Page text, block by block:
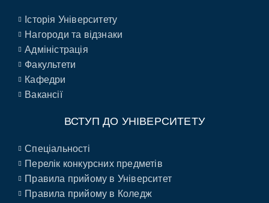
Історія Університету
Нагороди та відзнаки
Адміністрація
Факультети
Кафедри
Вакансії
ВСТУП ДО УНІВЕРСИТЕТУ
Спеціальності
Перелік конкурсних предметів
Правила прийому в Університет
Правила прийому в Коледж